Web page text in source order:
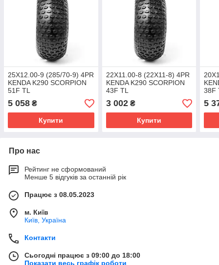
25X12.00-9 (285/70-9) 4PR
KENDA K290 SCORPION
51F TL
5 058 ₴
Купити
22X11.00-8 (22X11-8) 4PR
KENDA K290 SCORPION
43F TL
3 002₴
Купити
38F
5
Про нас
Рейтинг не сформований
Менше 5 відгуків за останній рік
Працює з 08.05.2023
м. Київ
Київ, Україна
Контакти
Сьогодні працює з 09:00 до 18:00
Показати весь графік роботи